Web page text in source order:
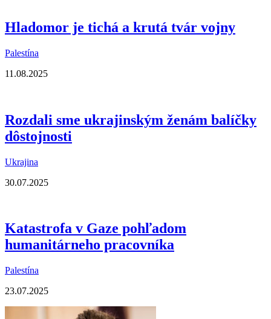
Hladomor je tichá a krutá tvár vojny
Palestína
11.08.2025
Rozdali sme ukrajinským ženám balíčky
dôstojnosti
Ukrajina
30.07.2025
Katastrofa v Gaze pohľadom
humanitárneho pracovníka
Palestína
23.07.2025